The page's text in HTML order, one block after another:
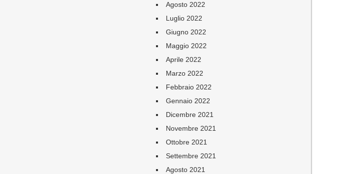
Agosto 2022
Luglio 2022
Giugno 2022
Maggio 2022
Aprile 2022
Marzo 2022
Febbraio 2022
Gennaio 2022
Dicembre 2021
Novembre 2021
Ottobre 2021
Settembre 2021
Agosto 2021